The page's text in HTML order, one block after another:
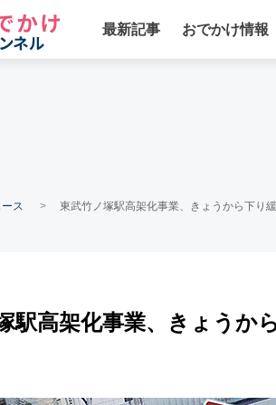
最新記事 おでかけ情報
ス 東武竹ノ塚駅高架化事業、きょうから下り
駅高架化事業、きょうか